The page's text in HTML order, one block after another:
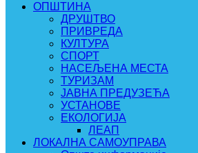
ОПШТИНА
ДРУШТВО
ПРИВРЕДА
КУЛТУРА
СПОРТ
НАСЕЉЕНА МЕСТА
ТУРИЗАМ
ЈАВНА ПРЕДУЗЕЋА
УСТАНОВЕ
ЕКОЛОГИЈА
ЛЕАП
ЛОКАЛНА САМОУПРАВА